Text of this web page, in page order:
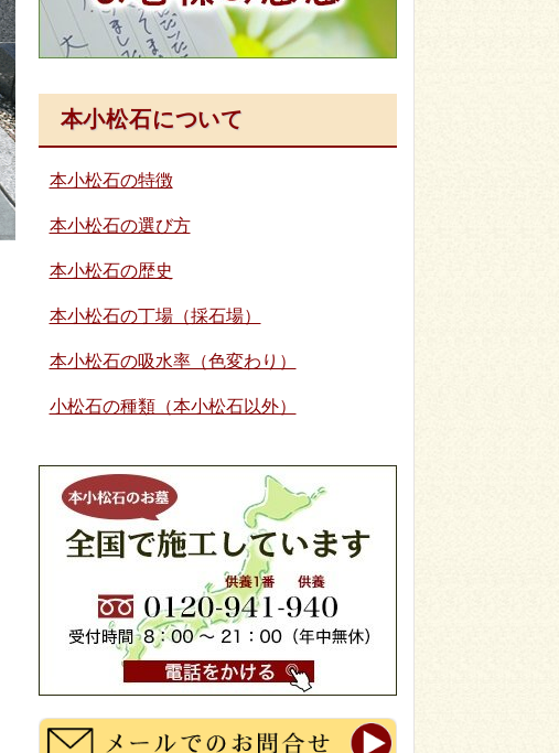
本小松石について
本小松石の特徴
本小松石の選び方
本小松石の歴史
本小松石の丁場（採石場）
本小松石の吸水率（色変わり）
小松石の種類（本小松石以外）